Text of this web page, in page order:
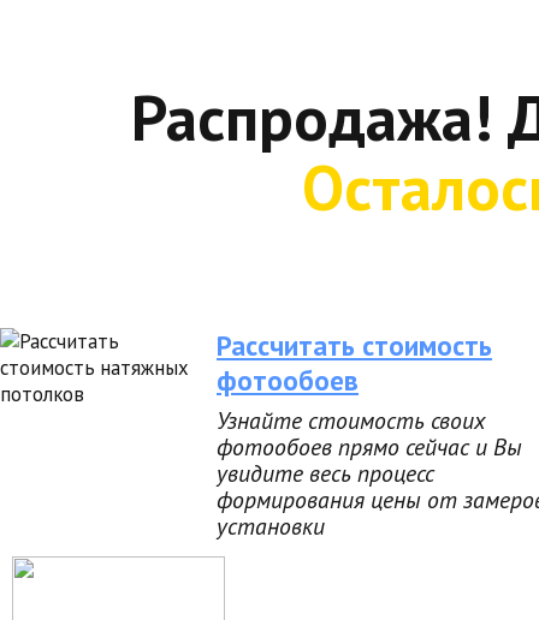
Распродажа!
Рассчитать стоимость
фотообоев
Узнайте стоимость своих
фотообоев прямо сейчас и Вы
увидите весь процесс
формирования цены от
установки